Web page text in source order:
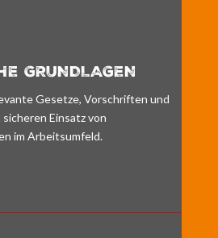
GRUNDLAGEN
Gesetze, Vorschriften und
Einsatz von
im Arbeitsumfeld.